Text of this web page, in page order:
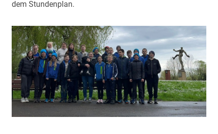
dem Stundenplan.